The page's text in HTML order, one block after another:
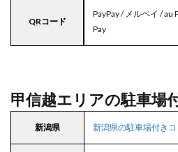
QRコード
PayPay / メルペイ / au
Pay
甲信越エリアの駐車場
新潟県 新潟県の駐車場付きコ